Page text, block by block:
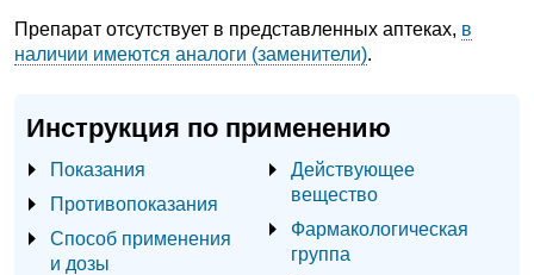
Препарат отсутствует в представленных аптеках, в
наличии имеются аналоги (заменители).
Инструкция по применению
Показания
Противопоказания
Способ применения
и дозы
Действующее
вещество
Фармакологическая
группа